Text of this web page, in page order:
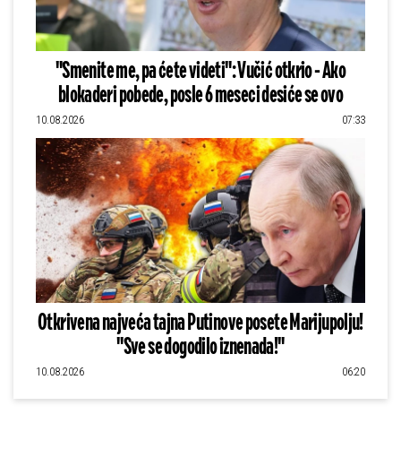
"Smenite me, pa ćete videti": Vučić otkrio - Ako
blokaderi pobede, posle 6 meseci desiće se ovo
10.08.2026 07:33
Otkrivena najveća tajna Putinove posete Marijupolju!
"Sve se dogodilo iznenada!"
10.08.2026 06:20